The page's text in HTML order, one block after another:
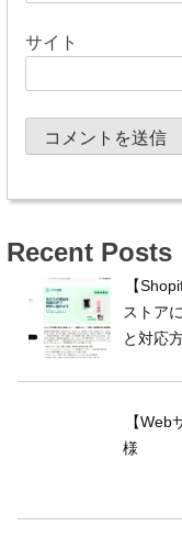
サイト
Recent Posts
【
ストア
と対応
【Web
様